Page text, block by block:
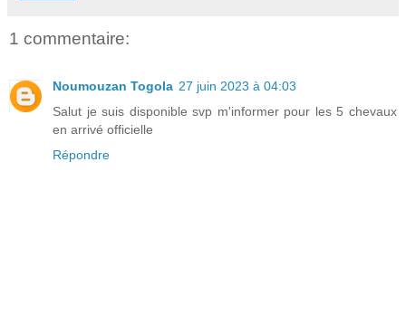
1 commentaire:
Noumouzan Togola 27 juin 2023 à 04:03
Salut je suis disponible svp m'informer pour les 5 chevaux
en arrivé officielle
Répondre